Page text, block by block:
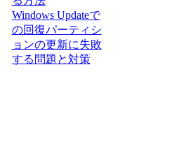
Windows Updateで
の回復パーティシ
ョンの更新に失敗
する問題と対策